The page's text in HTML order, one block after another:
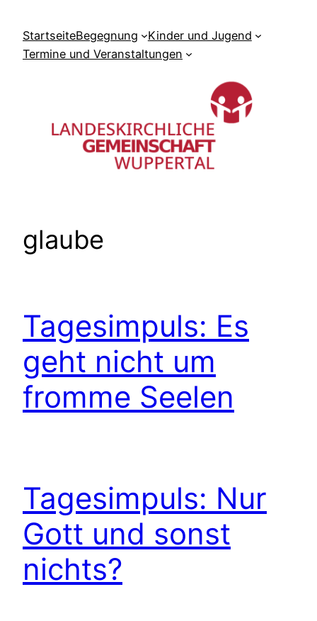
Inhalt
springen
StartseiteBegegnung
Kinder und Jugend
Termine und Veranstaltungen
glaube
Tagesimpuls: Es
geht nicht um
fromme Seelen
Tagesimpuls: Nur
Gott und sonst
nichts?